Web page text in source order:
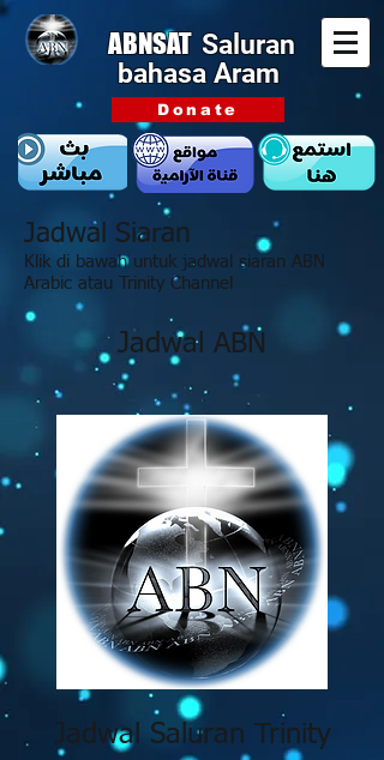
ABNSAT Saluran
bahasa Aram
Donate
Jadwal Siaran
Klik di bawah untuk jadwal siaran ABN
Arabic atau Trinity Channel
Jadwal ABN
Jadwal Saluran Trinity